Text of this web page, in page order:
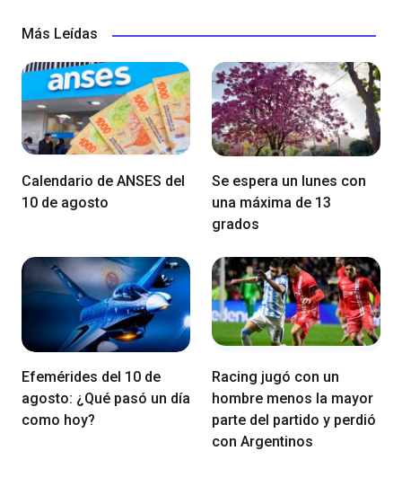
Más Leídas
Calendario de ANSES del
10 de agosto
Se espera un lunes con
una máxima de 13
grados
Efemérides del 10 de
agosto: ¿Qué pasó un día
como hoy?
Racing jugó con un
hombre menos la mayor
parte del partido y perdió
con Argentinos